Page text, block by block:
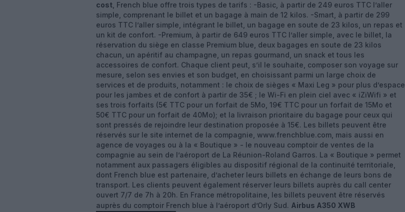
cost , French blue offre trois types de tarifs : -Basic, à partir de 249 euros TTC l’aller
simple, comprenant le billet et un bagage à main de 12 kilos. -Smart, à partir de 299
euros TTC l’aller simple, intégrant le billet, un bagage en soute de 23 kilos, un repas et
un kit de confort. -Premium, à partir de 649 euros TTC l’aller simple, avec le billet, la
réservation du siège en classe Premium blue, deux bagages en soute de 23 kilos
chacun, un apéritif au champagne, un repas gourmand, un snack et tous les
accessoires de confort. Chaque client peut, s’il le souhaite, composer son voyage sur
mesure, selon ses envies et son budget, en choisissant parmi un large choix de
services et de produits, notamment : le choix de sièges « Maxi Leg » pour plus d’espace
pour les jambes et de confort à partir de 35€ ; le Wi-Fi en plein ciel avec « iZiWifi » et
ses trois forfaits (5€ TTC pour un forfait de 5Mo, 19€ TTC pour un forfait de 15Mo et
50€ TTC pour un forfait de 40Mo); et la livraison prioritaire du bagage pour ceux qui
sont pressés de rejoindre leur destination proposée à 15€. Les billets peuvent être
réservés sur le site internet de la compagnie, www.frenchblue.com, mais aussi en
agence de voyages ou à la « Boutique » - le nouveau comptoir de ventes de la
compagnie au sein de l’aéroport de La Réunion-Roland Garros. La « Boutique » permet
notamment aux passagers éligibles au dispositif régional de la continuité territoriale,
dont French blue est partenaire, d’acheter leurs billets en échange de leurs bons de
transport. Les clients peuvent également réserver leurs billets auprès du call center
ouvert 7/7 de 7h à 20h. En France métropolitaine, les billets peuvent être réservés
auprès du comptoir French blue à l’aéroport d’Orly Sud. Airbus A350 XWB